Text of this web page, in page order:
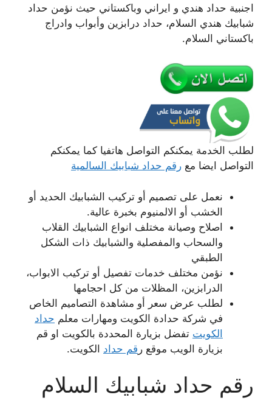
اجنبية حداد هندي و ايراني وباكستاني حيث نؤمن حداد
شبابيك هندي السلام، حداد درابزين وأبواب وادراج
باكستاني السلام.
لطلب الخدمة يمكنكم التواصل هاتفيا كما يمكنكم
التواصل ايضا مع رقم حداد شبابيك السالمية
نعمل على تصميم أو تركيب الشبابيك الحديد أو
الخشب أو الالمنيوم بخبرة عالية.
اصلاح وصيانة مختلف انواع الشبابيك القلاب
والسحاب والمفصلية والشبابيك ذات الشكل
الطبقي
نؤمن مختلف خدمات تفصيل أو تركيب الابواب،
الدرابزين، المظلات من كل احجامها
لطلب عرض سعر أو مشاهدة التصاميم الخاص
في شركة حدادة الكويت ومهارات معلم حداد
الكويت تفضل بزيارة المحددة بالكويت او قم
بزيارة الويب موقع ر قم حداد الكويت.
رقم حداد شبابيك السلام